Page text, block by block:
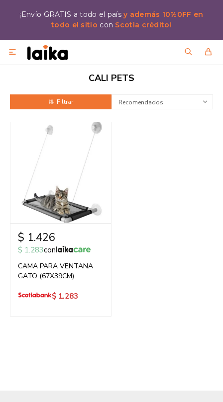
¡Envío GRATIS a todo el paísy además 10%0FF en
todo el sitio con Scotia crédito!

CALI PETS
Recomendados
$ 1.426
$ 1.283con
CAMA PARA VENTANA
GATO (67X39CM)
$ 1.283